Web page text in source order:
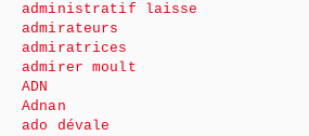
administratif laisse
admirateurs
admiratrices
admirer moult
ADN
Adnan
ado dévale